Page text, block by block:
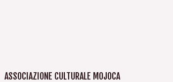
ASSOCIAZIONE CULTURALE MOJOCA